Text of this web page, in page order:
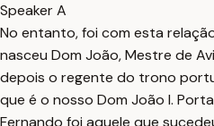
Speaker A
No entanto, foi com esta
nasceu Dom João, Mestre de
depois o regente do trono
que é o nosso Dom João I.
Fernando foi aquele que